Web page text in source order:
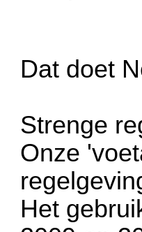
Dat doet
Strenge
Onze
Het